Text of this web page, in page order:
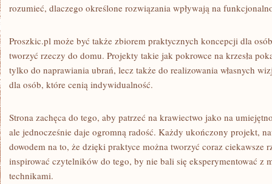
rozumieć, dlaczego określone rozwiązania wpływają na
Proszkic.pl może być także zbiorem praktycznych koncepcji dla
tworzyć rzeczy do domu. Projekty takie jak pokrowce na krzesła
tylko do naprawiania ubrań, lecz także do realizowania własnych
dla osób, które cenią indywidualność.
Strona zachęca do tego, aby patrzeć na krawiectwo jako na
ale jednocześnie daje ogromną radość. Każdy ukończony projekt,
dowodem na to, że dzięki praktyce można tworzyć coraz ciekawsze
inspirować czytelników do tego, by nie bali się eksperymentować z
technikami.